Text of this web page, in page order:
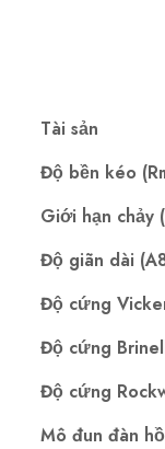
Tài sản
Độ bền kéo
Giới hạn chảy
Độ giãn dài
Độ cứng
Độ cứng
Độ cứng
Mô đun đàn